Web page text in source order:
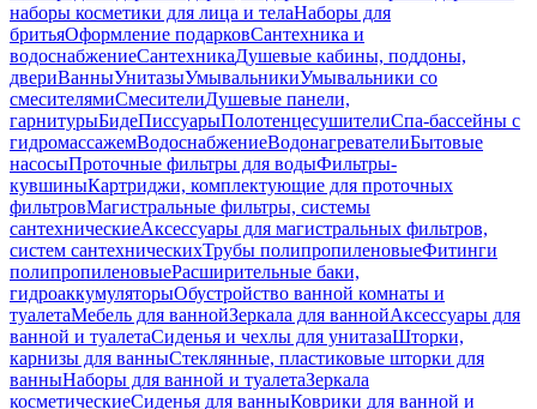
наборы косметики для лица и телаНаборы для
бритьяОформление подарковСантехника и
водоснабжениеСантехникаДушевые кабины, поддоны,
двериВанныУнитазыУмывальникиУмывальники со
смесителямиСмесителиДушевые панели,
гарнитурыБидеПиссуарыПолотенцесушителиСпа-бассейны с
гидромассажемВодоснабжениеВодонагревателиБытовые
насосыПроточные фильтры для водыФильтры-
кувшиныКартриджи, комплектующие для проточных
фильтровМагистральные фильтры, системы
сантехническиеАксессуары для магистральных фильтров,
систем сантехническихТрубы полипропиленовыеФитинги
полипропиленовыеРасширительные баки,
гидроаккумуляторыОбустройство ванной комнаты и
туалетаМебель для ваннойЗеркала для ваннойАксессуары для
ванной и туалетаСиденья и чехлы для унитазаШторки,
карнизы для ванныСтеклянные, пластиковые шторки для
ванныНаборы для ванной и туалетаЗеркала
косметическиеСиденья для ванныКоврики для ванной и